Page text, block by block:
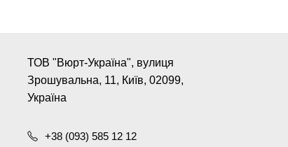
ТОВ "Вюрт-Україна", вулиця
Зрошувальна, 11, Київ, 02099,
Україна
+38 (093) 585 12 12